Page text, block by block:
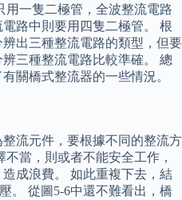
用一隻二極管，全波整流電路
路中則要用四隻二極管。 根
出三種整流電路的類型，但要
三種整流電路比較準確。 總
關橋式整流器的一些情況。
流元件，要根據不同的整流方
當，則或者不能安全工作，
成浪費。 如此重複下去，結
。 從圖5-6中還不難看出，橋